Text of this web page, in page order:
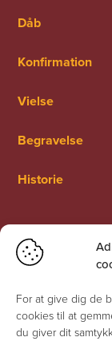
For at give dig de
cookies til at
du giver dit
Dåb
Konfirmation
Vielse
Begravelse
Historie